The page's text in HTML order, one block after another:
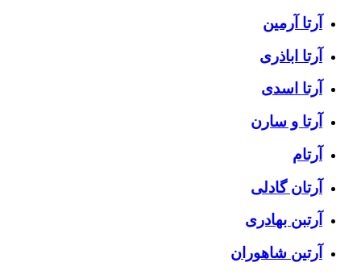
آرتا آرمین
آرتا اباذری
آرتا اسدی
آرتا و سارن
آرتام
آرتان گادلی
آرتبن بهادری
آرتين شاهوران